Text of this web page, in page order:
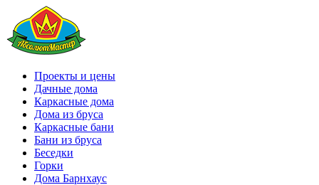
Проекты и цены
Дачные дома
Каркасные дома
Дома из бруса
Каркасные бани
Бани из бруса
Беседки
Горки
Дома Барнхаус